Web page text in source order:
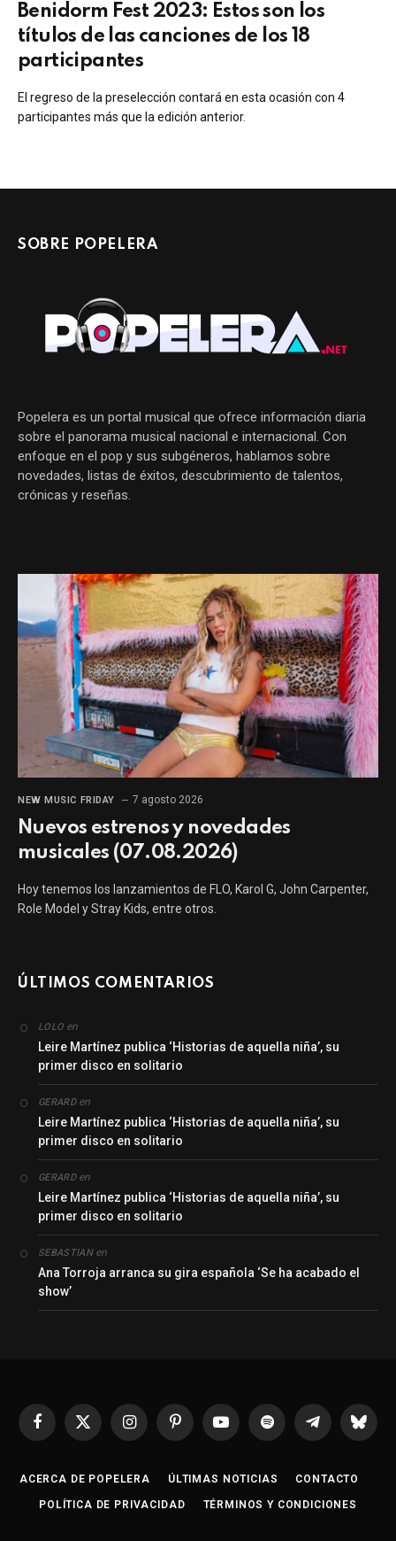
Benidorm Fest 2023: Estos son los
títulos de las canciones de los 18
participantes
El regreso de la preselección contará en esta ocasión con 4
participantes más que la edición anterior.
SOBRE POPELERA
Popelera es un portal musical que ofrece información diaria
sobre el panorama musical nacional e internacional. Con
enfoque en el pop y sus subgéneros, hablamos sobre
novedades, listas de éxitos, descubrimiento de talentos,
crónicas y reseñas.
NEW MUSIC FRIDAY 7 agosto 2026
Nuevos estrenos y novedades
musicales (07.08.2026)
Hoy tenemos los lanzamientos de FLO, Karol G, John Carpenter,
Role Model y Stray Kids, entre otros.
ÚLTIMOS COMENTARIOS
LOLO en
Leire Martínez publica ‘Historias de aquella niña’, su
primer disco en solitario
GERARDen
Leire Martínez publica ‘Historias de aquella niña’, su
primer disco en solitario
GERARDen
Leire Martínez publica ‘Historias de aquella niña’, su
primer disco en solitario
SEBASTIANen
Ana Torroja arranca su gira española ‘Se ha acabado el
show’
Facebook
X
InstagramPinterestYouTubeSpotify Telegrama
ACERCA DE POPELERA ÚLTIMAS NOTICIAS CONTACTO
POLÍTICA DE PRIVACIDAD TÉRMINOS Y CONDICIONES